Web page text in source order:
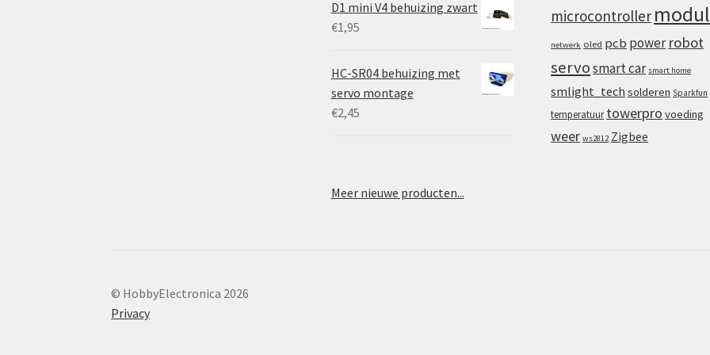
D1 mini V4 behuizing zwart
€1,95
HC-SR04 behuizing met
servo montage
€2,45
Meer nieuwe producten...
microcontroller
netwerk oled pcb power robot
servosmart car smart home
smlight_tech solderen Sparkfun
temperatuur towerpro voeding
weer ws2812 Zigbee
© HobbyElectronica 2026
Privacy